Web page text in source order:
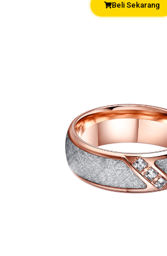
Beli Sekarang